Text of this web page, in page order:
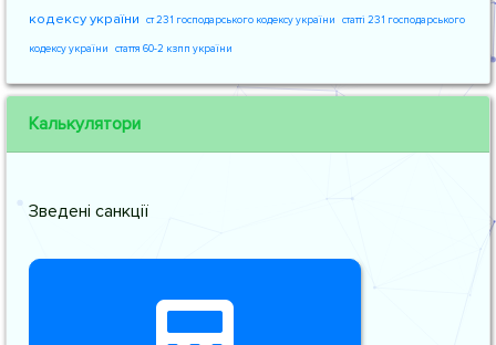
кодексу україни ст 231 господарського кодексу україни статті 231 господарського
кодексу україни стаття 60-2 кзпп україни
Калькулятори
Зведені санкції